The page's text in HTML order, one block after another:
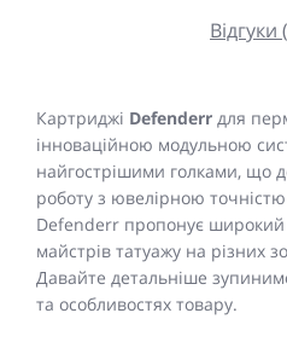
Відгуки
Картриджі Defenderr для
інноваційною модульною
найгострішими голками, що
роботу з ювелірною
Defenderr пропонує широкий
майстрів татуажу на різних
Давайте детальніше
та особливостях товару.